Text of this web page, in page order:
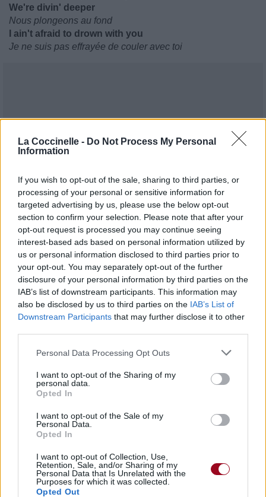
La Coccinelle - Do Not Process My Personal
Information
If you wish to opt-out of the sale, sharing to third parties, or
processing of your personal or sensitive information for
targeted advertising by us, please use the below opt-out
section to confirm your selection. Please note that after your
opt-out request is processed you may continue seeing
interest-based ads based on personal information utilized by
us or personal information disclosed to third parties prior to
your opt-out. You may separately opt-out of the further
disclosure of your personal information by third parties on the
IAB’s list of downstream participants. This information may
also be disclosed by us to third parties on the IAB’s List of
Downstream Participants that may further disclose it to other
Personal Data Processing Opt Outs
I want to opt-out of the Sharing of my
personal data.
Opted In
I want to opt-out of the Sale of my
Personal Data.
Opted In
I want to opt-out of Collection, Use,
Retention, Sale, and/or Sharing of my
Personal Data that Is Unrelated with the
Purposes for which it was collected.
Opted Out
We're divin' deeper
Nous plongeons au fond
I ain't afraid to drown with you
Je ne suis pas effrayée de couler avec toi
Publié parCamille MMIII 29556
le 20 juillet
2020 à 14h06.
Compositeurs : Dillon Francis
Trainor
Albums : TREAT MYSELF (Ed. Deluxe)
Paroles + Traduction Téléchargement
Vidéos
Commentaires